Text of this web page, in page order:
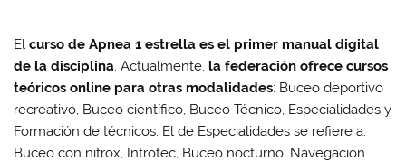
Elcurso de Apnea 1 estrella es el primer manual digital
de la disciplina. Actualmente, la federación ofrece cursos
teóricos online para otras modalidades: Buceo deportivo
recreativo, Buceo científico, Buceo Técnico, Especialidades y
Formación de técnicos. El de Especialidades se refiere a:
Buceo con nitrox, Introtec, Buceo nocturno, Navegación